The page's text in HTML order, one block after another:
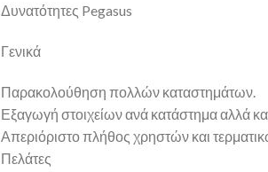
Δυνατότητες Pegasus
Γενικά
Παρακολούθηση πολλών καταστημάτων.
Εξαγωγή στοιχείων ανά κατάστημα αλλά
Απεριόριστο πλήθος χρηστών και
Πελάτες